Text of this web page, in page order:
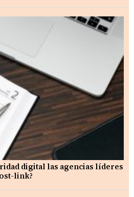
digital las agencias líderes
link?